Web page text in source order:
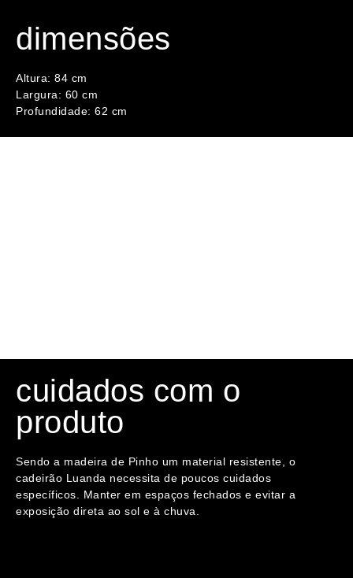
dimensões
Altura: 84 cm
Largura: 60 cm
Profundidade: 62 cm
cuidados com o
produto
Sendo a madeira de Pinho um material resistente, o
cadeirão Luanda necessita de poucos cuidados
específicos. Manter em espaços fechados e evitar a
exposição direta ao sol e à chuva.